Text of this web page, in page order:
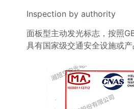
Inspection by authority
面板型主动发光标志，按照
具有国家级交通安全设施或